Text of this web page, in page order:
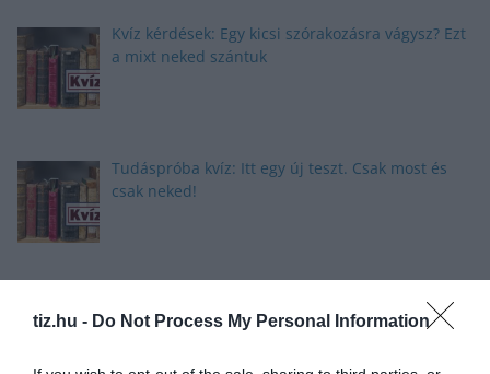
tiz.hu - Do Not Process My Personal Information
Kvíz kérdések: Egy kicsi szórakozásra vágysz? Ezt
a mixt neked szántuk
Tudáspróba kvíz: Itt egy új teszt. Csak most és
csak neked!
Nyolc gyors kvíz kérdés: Ma sem hagyunk újabb
fejtörő nélkül